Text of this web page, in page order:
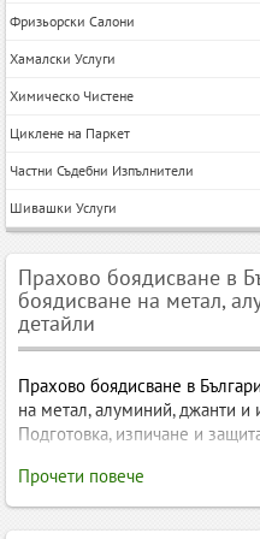
Фризьорски Салони
Хамалски Услуги
Химическо Чистене
Циклене на Паркет
Частни Съдебни Изпълнители
Шивашки Услуги
Прахово боядисване в
боядисване на метал,
детайли
Прахово боядисване в
на метал, алуминий, джанти и
Подготовка, изпичане и
Прахово боядисване в
боядисване на метал,
Прочети повече